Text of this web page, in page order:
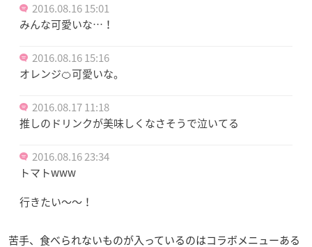
2016.08.16 15:01
みんな可愛いな…！
2016.08.16 15:16
オレンジ🍊可愛いな。
2016.08.17 11:18
推しのドリンクが美味しくなさそうで泣いてる
2016.08.16 23:34
トマトwww
行きたい〜〜！
苦手、食べられないものが入っているのはコラボメニューある